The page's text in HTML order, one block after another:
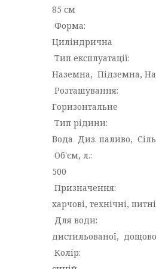
85 см
Форма:
Циліндрична
Тип експлуатації:
Наземна, Підземна, На
Розташування:
Горизонтальне
Тип рідини:
Вода Диз. паливо,
Об'єм, л.:
500
Призначення:
харчові, технічні,
Для води:
дистильованої,
Колір: